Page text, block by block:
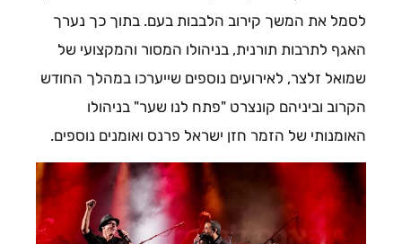
לסמל את המשך קירוב הלבבות בעם. בתוך כך נערך
האגף לתרבות תורנית, בניהולו המסור והמקצועי של
שמואל זלצר, לאירועים נוספים שייערכו במהלך החודש
הקרוב וביניהם קונצרט "פתח לנו שער" בניהולו
האומנותי של הזמר חזן ישראל פרנס ואומנים נוספים.